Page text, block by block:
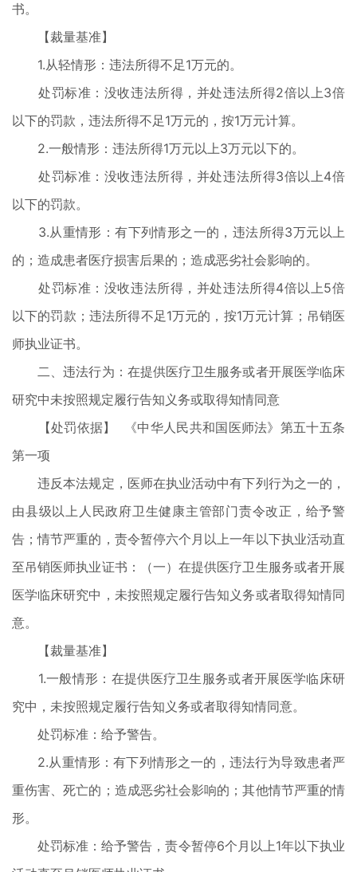
书。
【裁量基准】
1.从轻情形：违法所得不足1万元的。
处罚标准：没收违法所得，并处违法所得2倍以上3倍
以下的罚款，违法所得不足1万元的，按1万元计算。
2.一般情形：违法所得1万元以上3万元以下的。
处罚标准：没收违法所得，并处违法所得3倍以上4倍
以下的罚款。
3.从重情形：有下列情形之一的，违法所得3万元以上
的；造成患者医疗损害后果的；造成恶劣社会影响的。
处罚标准：没收违法所得，并处违法所得4倍以上5倍
以下的罚款；违法所得不足1万元的，按1万元计算；吊销医
师执业证书。
二、违法行为：在提供医疗卫生服务或者开展医学临床
研究中未按照规定履行告知义务或取得知情同意
【处罚依据】 《中华人民共和国医师法》第五十五条
第一项
违反本法规定，医师在执业活动中有下列行为之一的，
由县级以上人民政府卫生健康主管部门责令改正，给予警
告；情节严重的，责令暂停六个月以上一年以下执业活动直
至吊销医师执业证书：（一）在提供医疗卫生服务或者开展
医学临床研究中，未按照规定履行告知义务或者取得知情同
意。
【裁量基准】
1.一般情形：在提供医疗卫生服务或者开展医学临床研
究中，未按照规定履行告知义务或者取得知情同意。
处罚标准：给予警告。
2.从重情形：有下列情形之一的，违法行为导致患者严
重伤害、死亡的；造成恶劣社会影响的；其他情节严重的情
形。
处罚标准：给予警告，责令暂停6个月以上1年以下执业